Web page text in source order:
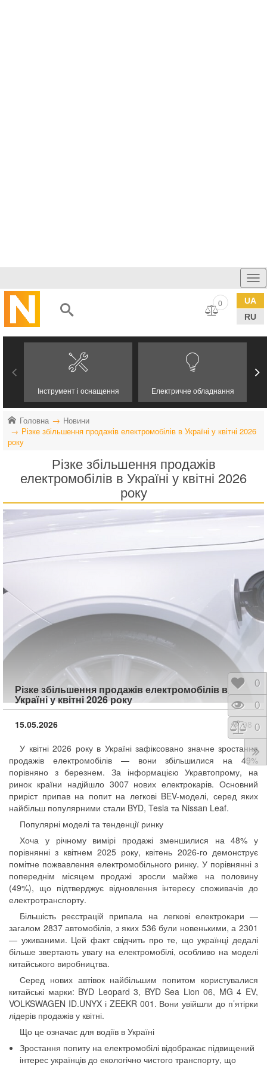
UA
RU
0
Інструмент і оснащення Електричне обладнання
Головна
Новини
Різке збільшення продажів електромобілів в Україні у квітні 2026
року
Різке збільшення продажів
електромобілів в Україні у квітні 2026
року
Різке збільшення продажів електромобілів в
Україні у квітні 2026 року
15.05.2026
98
У квітні 2026 року в Україні зафіксовано значне зростання
продажів електромобілів — вони збільшилися на 49%
порівняно з березнем. За інформацією Укравтопрому, на
ринок країни надійшло 3007 нових електрокарів. Основний
приріст припав на попит на легкові BEV-моделі, серед яких
найбільш популярними стали BYD, Tesla та Nissan Leaf.
Популярні моделі та тенденції ринку
Хоча у річному вимірі продажі зменшилися на 48% у
порівнянні з квітнем 2025 року, квітень 2026-го демонструє
помітне пожвавлення електромобільного ринку. У порівнянні з
попереднім місяцем продажі зросли майже на половину
(49%), що підтверджує відновлення інтересу споживачів до
електротранспорту.
Більшість реєстрацій припала на легкові електрокари —
загалом 2837 автомобілів, з яких 536 були новенькими, а 2301
— уживаними. Цей факт свідчить про те, що українці дедалі
більше звертають увагу на електромобілі, особливо на моделі
китайського виробництва.
Серед нових автівок найбільшим попитом користувалися
китайські марки: BYD Leopard 3, BYD Sea Lion 06, MG 4 EV,
VOLKSWAGEN ID.UNYX і ZEEKR 001. Вони увійшли до п’ятірки
лідерів продажів у квітні.
Що це означає для водіїв в Україні
Зростання попиту на електромобілі відображає підвищений
інтерес українців до екологічно чистого транспорту, що
0
0
0